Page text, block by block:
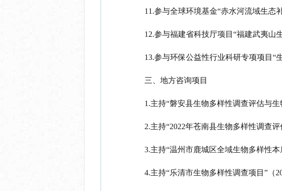
11.参与全球环境基金“赤水河流域生态
12.参与福建省科技厅项目“福建武夷山
13.参与环保公益性行业科研专项项目“
三、地方咨询项目
1.主持“磐安县生物多样性调查评估与
2.主持“2022年苍南县生物多样性调查评
3.主持“温州市鹿城区全域生物多样性
4.主持“乐清市生物多样性调查项目”（